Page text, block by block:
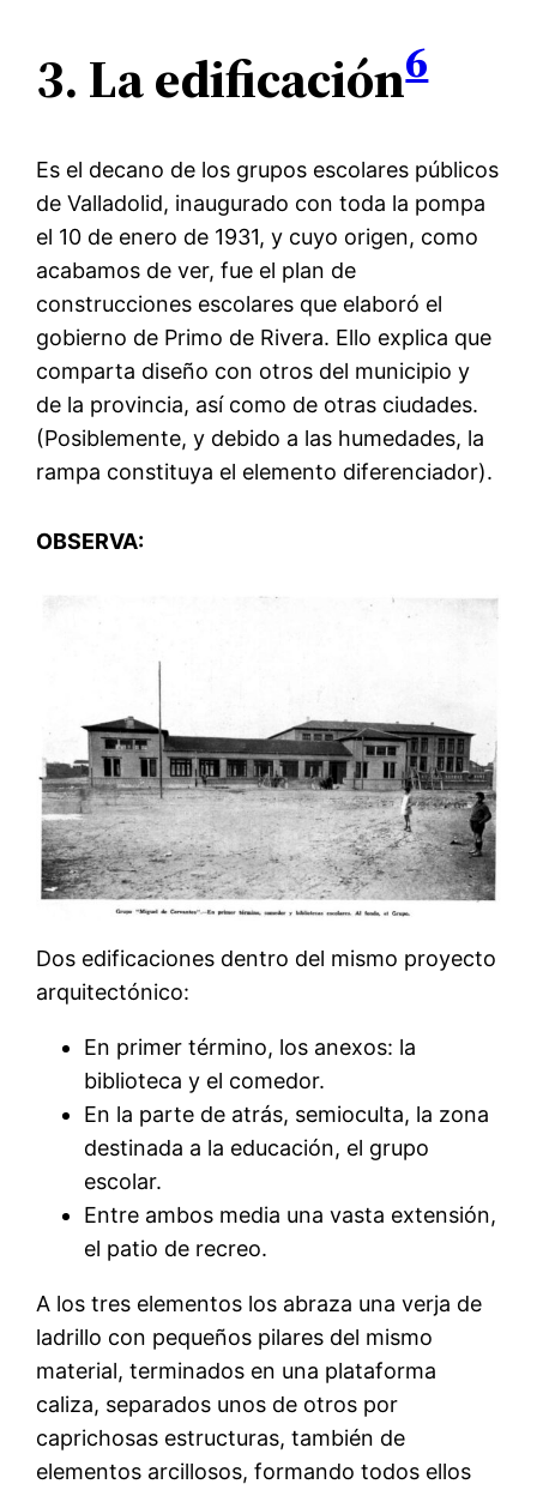
3.La edificación6
Es el decano de los grupos escolares públicos
de Valladolid, inaugurado con toda la pompa
el 10 de enero de 1931, y cuyo origen, como
acabamos de ver, fue el plan de
construcciones escolares que elaboró el
gobierno de Primo de Rivera. Ello explica que
comparta diseño con otros del municipio y
de la provincia, así como de otras ciudades.
(Posiblemente, y debido a las humedades, la
rampa constituya el elemento diferenciador).
OBSERVA:
Dos edificaciones dentro del mismo proyecto
arquitectónico:
En primer término, los anexos: la
biblioteca y el comedor.
En la parte de atrás, semioculta, la zona
destinada a la educación, el grupo
escolar.
Entre ambos media una vasta extensión,
el patio de recreo.
A los tres elementos los abraza una verja de
ladrillo con pequeños pilares del mismo
material, terminados en una plataforma
caliza, separados unos de otros por
caprichosas estructuras, también de
elementos arcillosos, formando todos ellos